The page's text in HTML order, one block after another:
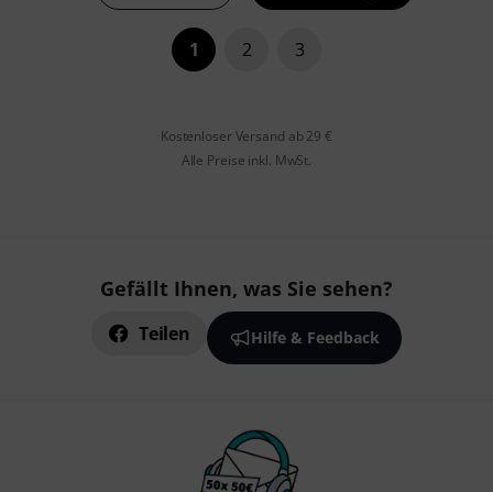
1 2 3
Kostenloser Versand ab 29 €
Alle Preise inkl. MwSt.
Gefällt Ihnen, was Sie sehen?
Teilen Hilfe & Feedback